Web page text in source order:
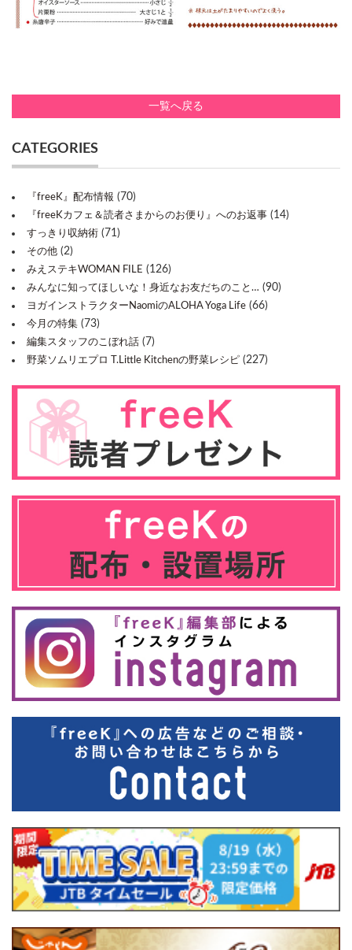
一覧へ戻る
CATEGORIES
『freeK』配布情報 (70)
『freeKカフェ＆読者さまからのお便り』へのお返事 (14)
すっきり収納術 (71)
その他 (2)
みえステキWOMAN FILE (126)
みんなに知ってほしいな！身近なお友だちのこと… (90)
ヨガインストラクターNaomiのALOHA Yoga Life (66)
今月の特集 (73)
編集スタッフのこぼれ話 (7)
野菜ソムリエプロ T.Little Kitchenの野菜レシピ (227)